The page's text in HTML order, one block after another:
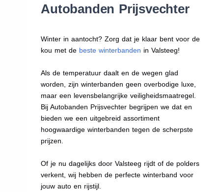
Autobanden Prijsvechter
Winter in aantocht? Zorg dat je klaar bent voor de
kou met de beste winterbanden in Valsteeg!
Als de temperatuur daalt en de wegen glad
worden, zijn winterbanden geen overbodige luxe,
maar een levensbelangrijke veiligheidsmaatregel.
Bij Autobanden Prijsvechter begrijpen we dat en
bieden we een uitgebreid assortiment
hoogwaardige winterbanden tegen de scherpste
prijzen.
Of je nu dagelijks door Valsteeg rijdt of de polders
verkent, wij hebben de perfecte winterband voor
jouw auto en rijstijl.